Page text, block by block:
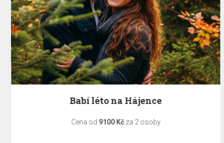
Babí léto na Hájence
Cena od9100 Kčza 2 osoby